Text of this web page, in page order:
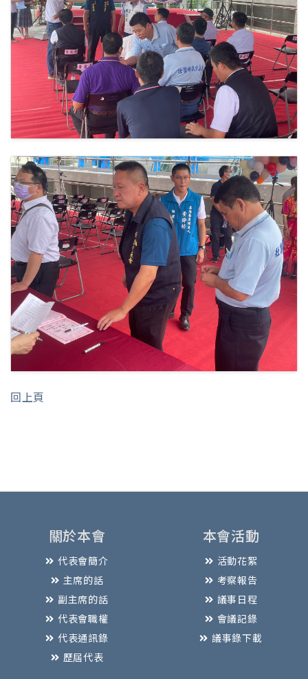
回上頁
關於本會
代表會簡介
主席的話
副主席的話
代表會職權
代表通訊錄
歷屆代表
本會活動
活動花絮
考察報告
議事日程
會議記錄
議事錄下載